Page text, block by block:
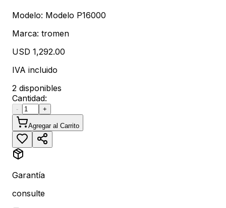
Modelo: Modelo P16000
Marca: tromen
USD 1,292.00
IVA incluido
2 disponibles
Cantidad:
- +
Agregar al Carrito
Garantía
consulte